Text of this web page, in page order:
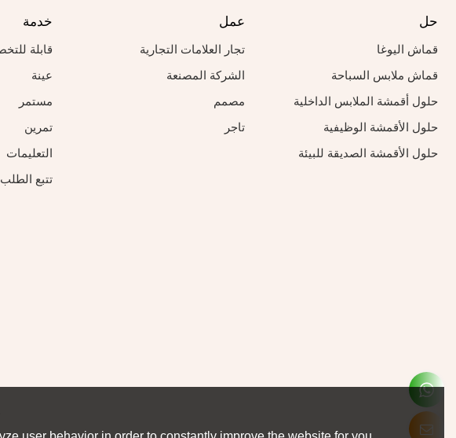
حل
قماش اليوغا
قماش ملابس السباحة
حلول أقمشة الملابس الداخلية
حلول الأقمشة الوظيفية
حلول الأقمشة الصديقة للبيئة
عمل
تجار العلامات التجارية
الشركة المصنعة
مصمم
تاجر
خدمة
قابلة
عينة
مستمر
تمرين
التعليمات
تتبع الطلب